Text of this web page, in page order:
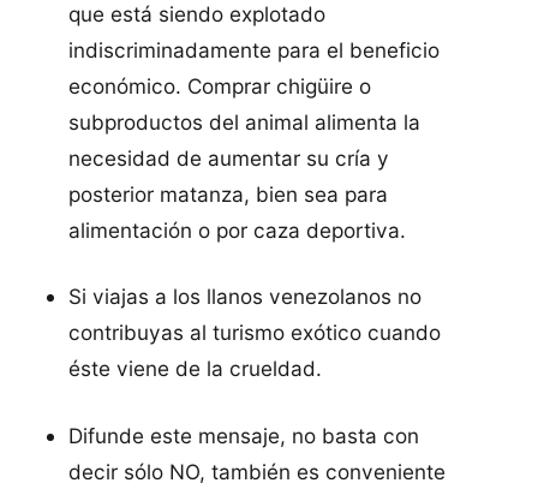
que está siendo explotado
indiscriminadamente para el beneficio
económico. Comprar chigüire o
subproductos del animal alimenta la
necesidad de aumentar su cría y
posterior matanza, bien sea para
alimentación o por caza deportiva.
Si viajas a los llanos venezolanos no
contribuyas al turismo exótico cuando
éste viene de la crueldad.
Difunde este mensaje, no basta con
decir sólo NO, también es conveniente